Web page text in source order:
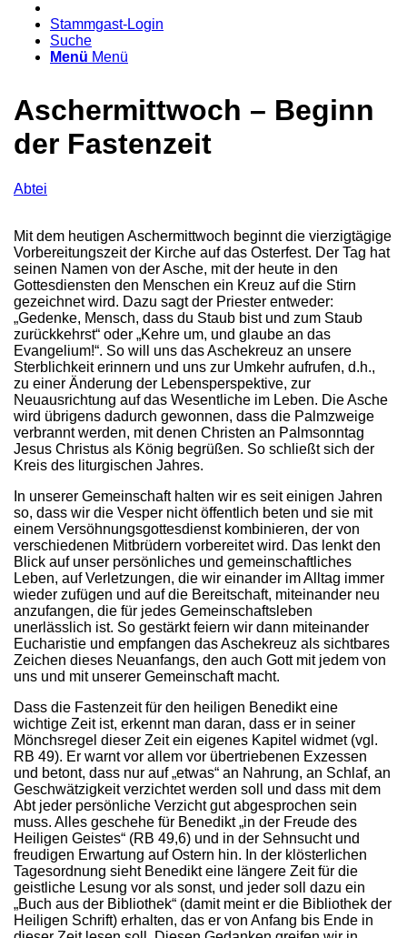
Stammgast-Login
Suche
Menü Menü
Aschermittwoch – Beginn
der Fastenzeit
Abtei
Mit dem heutigen Aschermittwoch beginnt die vierzigtägige
Vorbereitungszeit der Kirche auf das Osterfest. Der Tag hat
seinen Namen von der Asche, mit der heute in den
Gottesdiensten den Menschen ein Kreuz auf die Stirn
gezeichnet wird. Dazu sagt der Priester entweder:
„Gedenke, Mensch, dass du Staub bist und zum Staub
zurückkehrst“ oder „Kehre um, und glaube an das
Evangelium!“. So will uns das Aschekreuz an unsere
Sterblichkeit erinnern und uns zur Umkehr aufrufen, d.h.,
zu einer Änderung der Lebensperspektive, zur
Neuausrichtung auf das Wesentliche im Leben. Die Asche
wird übrigens dadurch gewonnen, dass die Palmzweige
verbrannt werden, mit denen Christen an Palmsonntag
Jesus Christus als König begrüßen. So schließt sich der
Kreis des liturgischen Jahres.
In unserer Gemeinschaft halten wir es seit einigen Jahren
so, dass wir die Vesper nicht öffentlich beten und sie mit
einem Versöhnungsgottesdienst kombinieren, der von
verschiedenen Mitbrüdern vorbereitet wird. Das lenkt den
Blick auf unser persönliches und gemeinschaftliches
Leben, auf Verletzungen, die wir einander im Alltag immer
wieder zufügen und auf die Bereitschaft, miteinander neu
anzufangen, die für jedes Gemeinschaftsleben
unerlässlich ist. So gestärkt feiern wir dann miteinander
Eucharistie und empfangen das Aschekreuz als sichtbares
Zeichen dieses Neuanfangs, den auch Gott mit jedem von
uns und mit unserer Gemeinschaft macht.
Dass die Fastenzeit für den heiligen Benedikt eine
wichtige Zeit ist, erkennt man daran, dass er in seiner
Mönchsregel dieser Zeit ein eigenes Kapitel widmet (vgl.
RB 49). Er warnt vor allem vor übertriebenen Exzessen
und betont, dass nur auf „etwas“ an Nahrung, an Schlaf, an
Geschwätzigkeit verzichtet werden soll und dass mit dem
Abt jeder persönliche Verzicht gut abgesprochen sein
muss. Alles geschehe für Benedikt „in der Freude des
Heiligen Geistes“ (RB 49,6) und in der Sehnsucht und
freudigen Erwartung auf Ostern hin. In der klösterlichen
Tagesordnung sieht Benedikt eine längere Zeit für die
geistliche Lesung vor als sonst, und jeder soll dazu ein
„Buch aus der Bibliothek“ (damit meint er die Bibliothek der
Heiligen Schrift) erhalten, das er von Anfang bis Ende in